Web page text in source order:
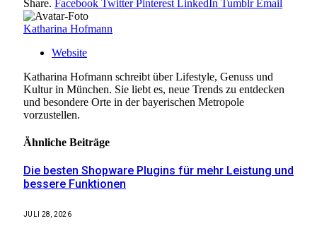
Share. Facebook Twitter Pinterest LinkedIn Tumblr Email
Katharina Hofmann
Website
Katharina Hofmann schreibt über Lifestyle, Genuss und
Kultur in München. Sie liebt es, neue Trends zu entdecken
und besondere Orte in der bayerischen Metropole
vorzustellen.
Ähnliche Beiträge
Die besten Shopware Plugins für mehr Leistung und
bessere Funktionen
JULI 28, 2026